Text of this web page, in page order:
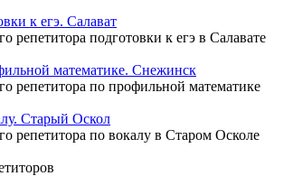
к егэ. Салават
репетитора подготовки к егэ в Салавате
математике. Снежинск
репетитора по профильной математике
Старый Оскол
репетитора по вокалу в Старом Осколе